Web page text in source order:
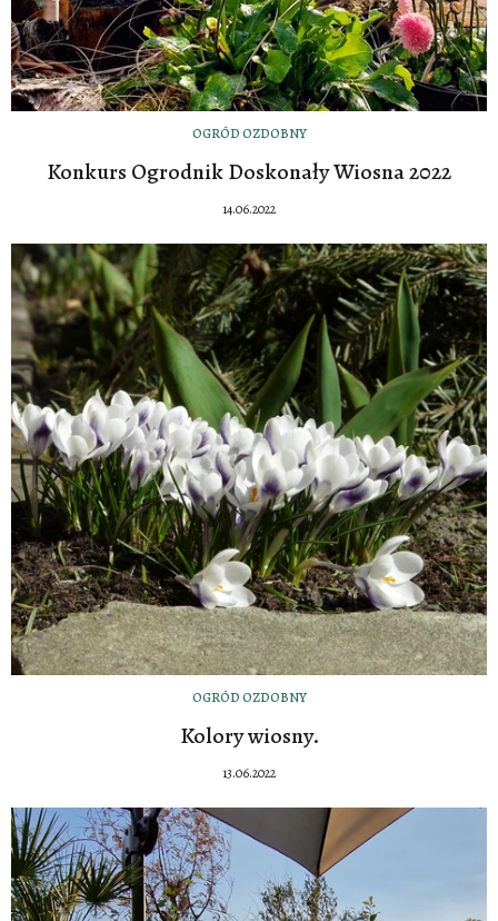
OGRÓD OZDOBNY
Konkurs Ogrodnik Doskonały Wiosna 2022
14.06.2022
OGRÓD OZDOBNY
Kolory wiosny.
13.06.2022